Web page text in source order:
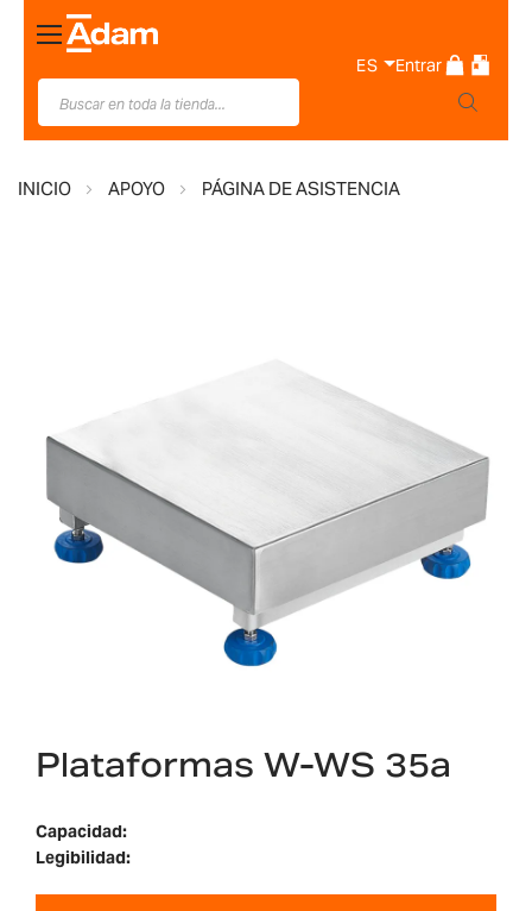
Toggle
Nav
ES Entrar
INICIO APOYO PÁGINA DE ASISTENCIA
Plataformas W-WS 35a
Capacidad:
Legibilidad: